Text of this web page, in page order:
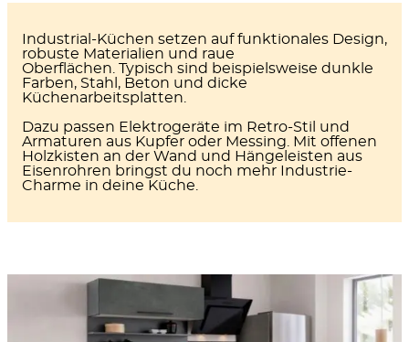
Industrial-Küchen setzen auffunktionales Design,
robuste Materialien und raue
Oberflächen. Typisch sind beispielsweise dunkle
Farben, Stahl, Beton und dicke
Küchenarbeitsplatten.
Dazu passen Elektrogeräte im Retro-Stil und
Armaturen aus Kupfer oder Messing. Mit offenen
Holzkisten an der Wand und Hängeleisten aus
Eisenrohren bringst du noch mehr Industrie-
Charme in deine Küche.